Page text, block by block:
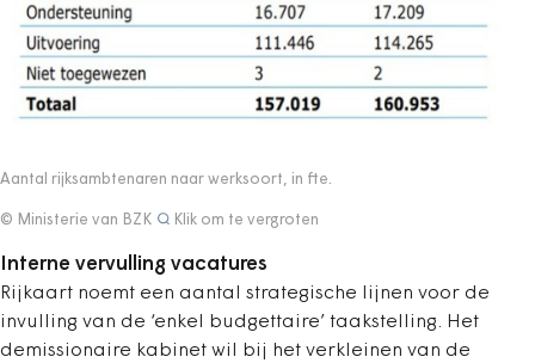
Aantal rijksambtenaren naar werksoort, in fte.
© Ministerie van BZK Klik om te vergroten
Interne vervulling vacatures
Rijkaart noemt een aantal strategische lijnen voor de
invulling van de ‘enkel budgettaire’ taakstelling. Het
demissionaire kabinet wil bij het verkleinen van de